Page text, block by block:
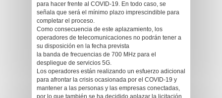
para hacer frente al COVID-19. En todo caso, se
señala que será el mínimo plazo imprescindible para
completar el proceso.
Como consecuencia de este aplazamiento, los
operadores de telecomunicaciones no podrán tener a
su disposición en la fecha prevista
la banda de frecuencias de 700 MHz para el
despliegue de servicios 5G.
Los operadores están realizando un esfuerzo adicional
para afrontar la crisis ocasionada por el COVID-19 y
mantener a las personas y las empresas conectadas,
por lo que también se ha decidido aplazar la licitación